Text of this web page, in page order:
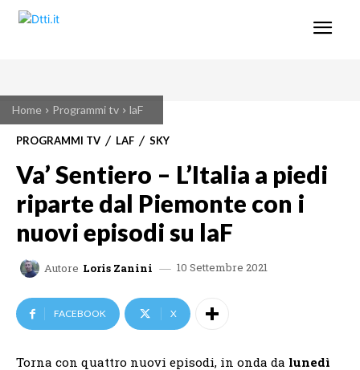
Home Programmi tv laF
PROGRAMMI TV LAF SKY
Va’ Sentiero – L’Italia a piedi
riparte dal Piemonte con i
nuovi episodi su laF
Autore Loris Zanini 10 Settembre 2021
FACEBOOK X
Torna con quattro nuovi episodi, in onda da lunedì